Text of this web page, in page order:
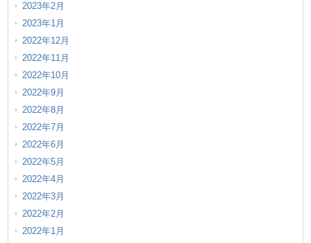
2023年2月
2023年1月
2022年12月
2022年11月
2022年10月
2022年9月
2022年8月
2022年7月
2022年6月
2022年5月
2022年4月
2022年3月
2022年2月
2022年1月